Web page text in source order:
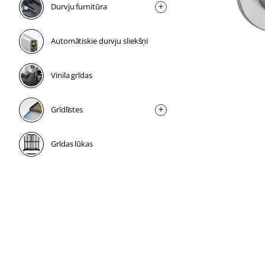
Durvju furnitūra
Automātiskie durvju sliekšņi
Vinila grīdas
Grīdlīstes
Grīdas lūkas